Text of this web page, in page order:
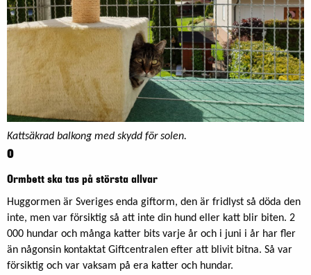
Kattsäkrad balkong med skydd för solen.
O
Ormbett ska tas på största allvar
Huggormen är Sveriges enda giftorm, den är fridlyst så döda den
inte, men var försiktig så att inte din hund eller katt blir biten. 2
000 hundar och många katter bits varje år och i juni i år har fler
än någonsin kontaktat Giftcentralen efter att blivit bitna. Så var
försiktig och var vaksam på era katter och hundar.